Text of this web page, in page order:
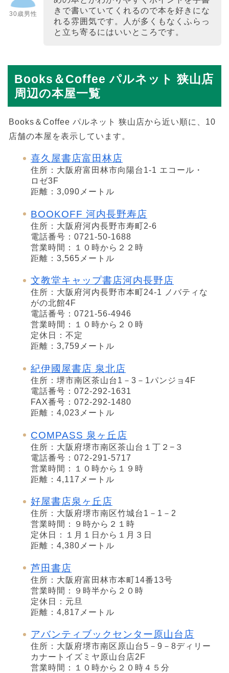
30歳男性
きで書いていてくれるので本を好きにな
れる雰囲気です。人が多くもなくふらっ
と立ち寄るにはいいところです。
Books＆Coffee パルネット 狭山店
周辺の本屋一覧
Books＆Coffee パルネット 狭山店から近い順に、10
店舗の本屋を表示しています。
喜久屋書店富田林店
住所：大阪府富田林市向陽台1-1 エコール・
ロゼ3F
距離：3,090メートル
BOOKOFF 河内長野寿店
住所：大阪府河内長野市寿町2-6
電話番号：0721-50-1688
営業時間：１０時から２２時
距離：3,565メートル
文教堂キャップ書店河内長野店
住所：大阪府河内長野市本町24-1 ノバティな
がの北館4F
電話番号：0721-56-4946
営業時間：１０時から２０時
定休日：不定
距離：3,759メートル
紀伊國屋書店 泉北店
住所：堺市南区茶山台1－3－1パンジョ4F
電話番号：072-292-1631
FAX番号：072-292-1480
距離：4,023メートル
COMPASS 泉ヶ丘店
住所：大阪府堺市南区茶山台１丁２−３
電話番号：072-291-5717
営業時間：１０時から１９時
距離：4,117メートル
好屋書店泉ヶ丘店
住所：大阪府堺市南区竹城台1－1－2
営業時間：９時から２１時
定休日：１月１日から１月３日
距離：4,380メートル
芦田書店
住所：大阪府富田林市本町14番13号
営業時間：９時半から２０時
定休日：元旦
距離：4,817メートル
アバンティブックセンター原山台店
住所：大阪府堺市南区原山台5－9－8ディリー
カナートイズミヤ原山台店2F
営業時間：１０時から２０時４５分